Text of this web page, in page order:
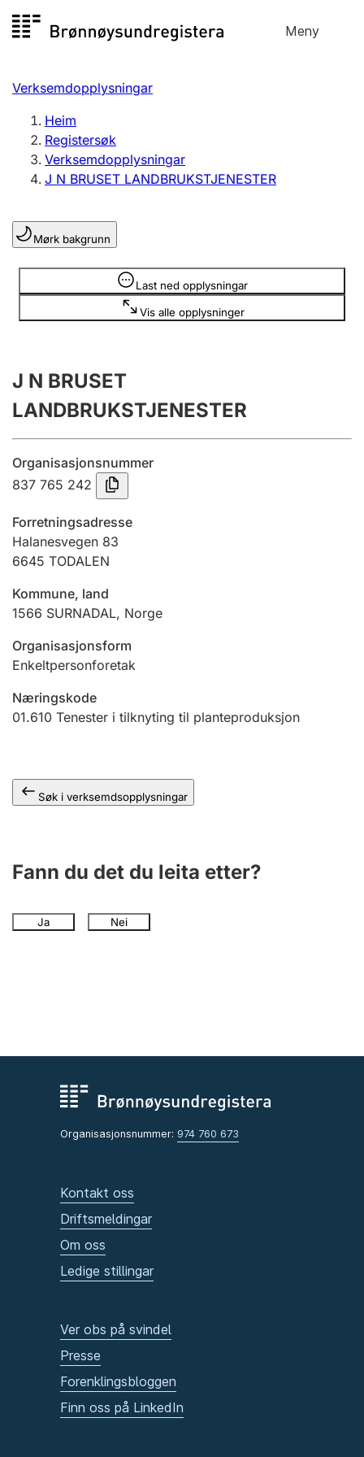
til
Meny
Registersøk
Aksjeselskap
Enkeltpersonføretak
Registrere, endre, slette
Lag og foreining
Registrere, endre, slette
Årsrekneskap
Innsending og forseinkingsgebyr
Tinglysing
Jeger
Betaling og jegeravgiftskort
Ektepaktrettleiaren
Andre tema
Verksemdopplysningar
Heim
Registersøk
Verksemdopplysningar
J N BRUSET LANDBRUKSTJENESTER
Mørk bakgrunn
Last ned opplysningar
Vis alle opplysninger
Opplysninger er skjult
J N BRUSET
LANDBRUKSTJENESTER
Organisasjonsnummer
837 765 242
Forretningsadresse
Halanesvegen 83
6645 TODALEN
Kommune, land
1566 SURNADAL, Norge
Organisasjonsform
Enkeltpersonforetak
Næringskode
01.610 Tenester i tilknyting til planteproduksjon
Søk i verksemdsopplysningar
Fann du det du leita etter?
Ja Nei
Organisasjonsnummer: 974 760 673
Kontakt oss
Driftsmeldingar
Om oss
Ledige stillingar
Ver obs på svindel
Presse
Forenklingsbloggen
Finn oss på LinkedIn